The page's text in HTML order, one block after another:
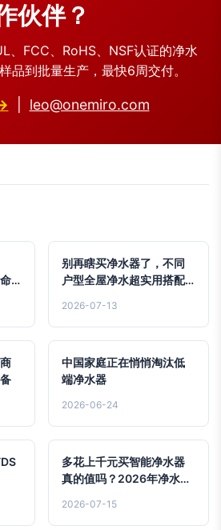
伙伴？
、FCC、RoHS、NSF认证的净水
品到批量生产，最快6周交付。
leo@onemiro.com
别再瞎买净水器了，不同
户型全屋净水超实用搭配
2026-07-13
中国家庭正在悄悄淘汰低
端净水器
2026-06-24
多花上千元买智能净水器
真的值吗？2026年净水市
2026-07-15